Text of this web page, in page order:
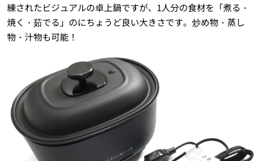
練されたビジュアルの卓上鍋ですが、1人分の食材を「煮る・
焼く・茹でる」のにちょうど良い大きさです。炒め物・蒸し
物・汁物も可能！